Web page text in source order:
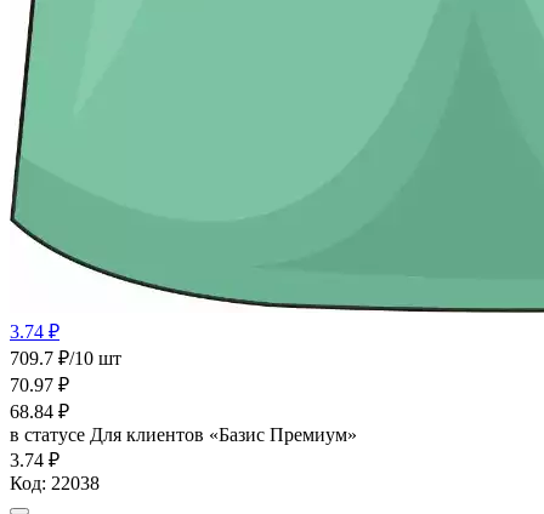
3.74 ₽
709.7 ₽/10 шт
70.97 ₽
68.84 ₽
в статусе Для клиентов «Базис Премиум»
3.74 ₽
Код: 22038